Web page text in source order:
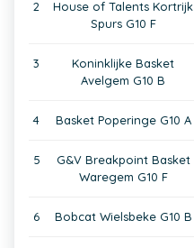
2
House of Talents Kortrijk
Spurs G10 F
3
Koninklijke Basket
Avelgem G10 B
4 Basket Poperinge G10 A
5
G&V Breakpoint Basket
Waregem G10 F
6 Bobcat Wielsbeke G10 B